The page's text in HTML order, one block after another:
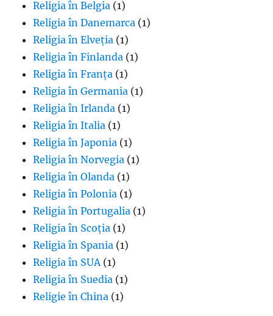
Religia în Belgia (1)
Religia în Danemarca (1)
Religia în Elveția (1)
Religia în Finlanda (1)
Religia în Franța (1)
Religia în Germania (1)
Religia în Irlanda (1)
Religia în Italia (1)
Religia în Japonia (1)
Religia în Norvegia (1)
Religia în Olanda (1)
Religia în Polonia (1)
Religia în Portugalia (1)
Religia în Scoția (1)
Religia în Spania (1)
Religia în SUA (1)
Religia în Suedia (1)
Religie în China (1)